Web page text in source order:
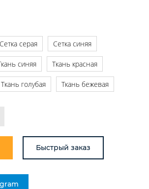
Сетка серая Сетка синяя
синяя Ткань красная
Ткань голубая Ткань бежевая
Быстрый заказ